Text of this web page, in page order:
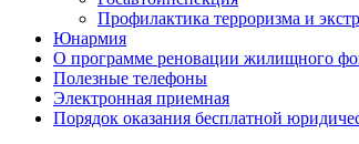
Профилактика терроризма и
Юнармия
О программе реновации жилищного
Полезные телефоны
Электронная приемная
Порядок оказания бесплатной